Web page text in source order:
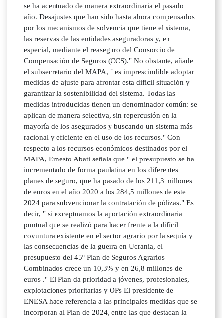
se ha acentuado de manera extraordinaria el pasado
año. Desajustes que han sido hasta ahora compensados
por los mecanismos de solvencia que tiene el sistema,
las reservas de las entidades aseguradoras y, en
especial, mediante el reaseguro del Consorcio de
Compensación de Seguros (CCS)." No obstante, añade
el subsecretario del MAPA, " es imprescindible adoptar
medidas de ajuste para afrontar esta difícil situación y
garantizar la sostenibilidad del sistema. Todas las
medidas introducidas tienen un denominador común: se
aplican de manera selectiva, sin repercusión en la
mayoría de los asegurados y buscando un sistema más
racional y eficiente en el uso de los recursos." Con
respecto a los recursos económicos destinados por el
MAPA, Ernesto Abati señala que " el presupuesto se ha
incrementado de forma paulatina en los diferentes
planes de seguro, que ha pasado de los 211,3 millones
de euros en el año 2020 a los 284,5 millones de este
2024 para subvencionar la contratación de pólizas." Es
decir, " si exceptuamos la aportación extraordinaria
puntual que se realizó para hacer frente a la difícil
coyuntura existente en el sector agrario por la sequía y
las consecuencias de la guerra en Ucrania, el
presupuesto del 45º Plan de Seguros Agrarios
Combinados crece un 10,3% y en 26,8 millones de
euros ." El Plan da prioridad a jóvenes, profesionales,
explotaciones prioritarias y OPs El presidente de
ENESA hace referencia a las principales medidas que se
incorporan al Plan de 2024, entre las que destacan la